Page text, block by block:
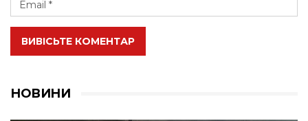
ВИВІСЬТЕ КОМЕНТАР
НОВИНИ